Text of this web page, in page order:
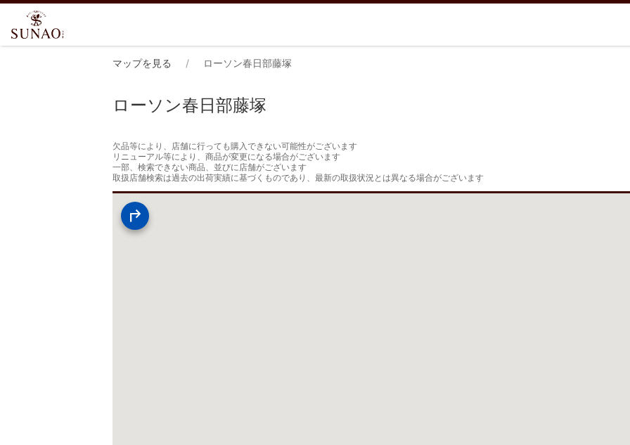
マップを見る ローソン春日部藤塚
ローソン春日部藤塚
欠品等により、店舗に行っても購入できない可能性がございます
リニューアル等により、商品が変更になる場合がございます
一部、検索できない商品、並びに店舗がございます
取扱店舗検索は過去の出荷実績に基づくものであり、最新の取扱状況とは異なる場合がございます